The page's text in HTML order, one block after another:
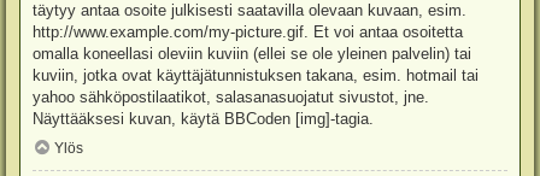
täytyy antaa osoite julkisesti saatavilla olevaan kuvaan, esim.
http://www.example.com/my-picture.gif. Et voi antaa osoitetta
omalla koneellasi oleviin kuviin (ellei se ole yleinen palvelin) tai
kuviin, jotka ovat käyttäjätunnistuksen takana, esim. hotmail tai
yahoo sähköpostilaatikot, salasanasuojatut sivustot, jne.
Näyttääksesi kuvan, käytä BBCoden [img]-tagia.
Ylös